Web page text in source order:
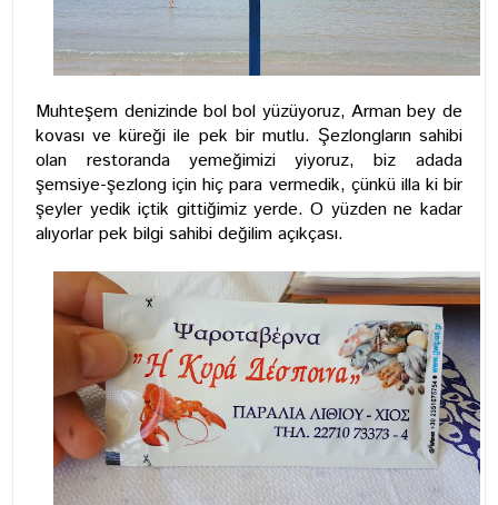
Muhteşem denizinde bol bol yüzüyoruz, Arman bey de
kovası ve küreği ile pek bir mutlu. Şezlongların sahibi
olan restoranda yemeğimizi yiyoruz, biz adada
şemsiye-şezlong için hiç para vermedik, çünkü illa ki bir
şeyler yedik içtik gittiğimiz yerde. O yüzden ne kadar
alıyorlar pek bilgi sahibi değilim açıkçası.